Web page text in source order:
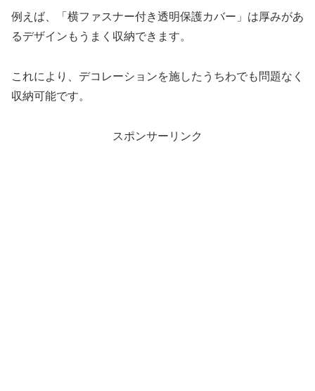
例えば、「横ファスナー付き透明保護カバー」は厚みがあ
るデザインもうまく収納できます。
これにより、デコレーションを施したうちわでも問題なく
収納可能です。
スポンサーリンク